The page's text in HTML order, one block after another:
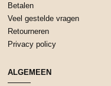
Betalen
Veel gestelde vragen
Retourneren
Privacy policy
ALGEMEEN